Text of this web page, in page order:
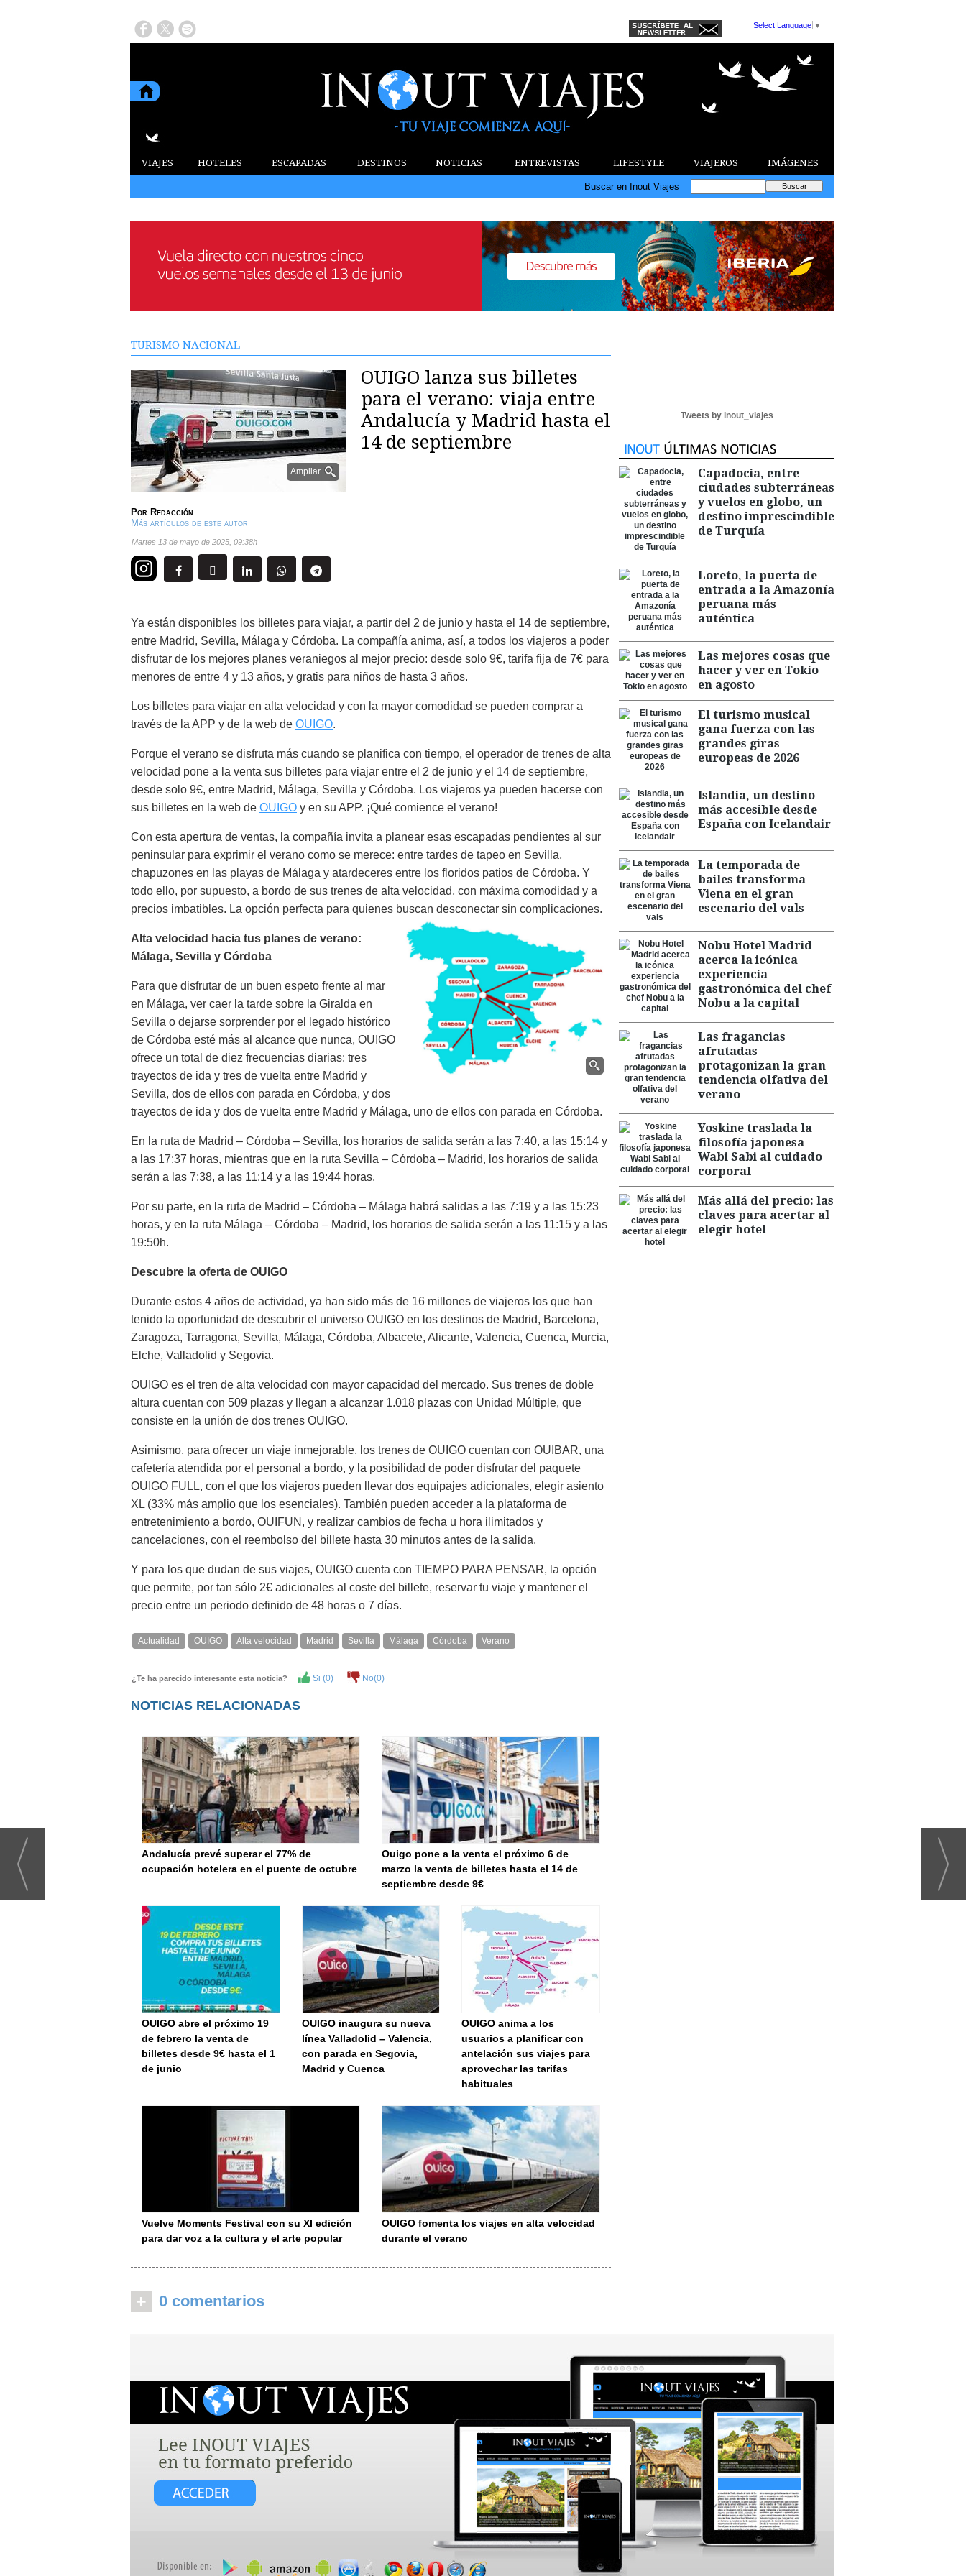
Select Language ▼
VIAJES HOTELES ESCAPADAS DESTINOS NOTICIAS ENTREVISTAS LIFESTYLE VIAJEROS IMÁGENES
Buscar en Inout Viajes
TURISMO NACIONAL
Ampliar
OUIGO lanza sus billetes
para el verano: viaja entre
Andalucía y Madrid hasta el
14 de septiembre
Por Redacción
Más artículos de este autor
martes 13 de mayo de 2025 09:38h
Ya están disponibles los billetes para viajar, a partir del 2 de junio y hasta el 14 de septiembre,
entre Madrid, Sevilla, Málaga y Córdoba. La compañía anima, así, a todos los viajeros a poder
disfrutar de los mejores planes veraniegos al mejor precio: desde solo 9€, tarifa fija de 7€ para
menores de entre 4 y 13 años, y gratis para niños de hasta 3 años.
Los billetes para viajar en alta velocidad y con la mayor comodidad se pueden comprar a
través de la APP y de la web de OUIGO.
Porque el verano se disfruta más cuando se planifica con tiempo, el operador de trenes de alta
velocidad pone a la venta sus billetes para viajar entre el 2 de junio y el 14 de septiembre,
desde solo 9€, entre Madrid, Málaga, Sevilla y Córdoba. Los viajeros ya pueden hacerse con
sus billetes en la web de OUIGO y en su APP. ¡Qué comience el verano!
Con esta apertura de ventas, la compañía invita a planear esas escapadas pendientes al sur
peninsular para exprimir el verano como se merece: entre tardes de tapeo en Sevilla,
chapuzones en las playas de Málaga y atardeceres entre los floridos patios de Córdoba. Y
todo ello, por supuesto, a bordo de sus trenes de alta velocidad, con máxima comodidad y a
precios imbatibles. La opción perfecta para quienes buscan desconectar sin complicaciones.
Alta velocidad hacia tus planes de verano:
Málaga, Sevilla y Córdoba
Para que disfrutar de un buen espeto frente al mar
en Málaga, ver caer la tarde sobre la Giralda en
Sevilla o dejarse sorprender por el legado histórico
de Córdoba esté más al alcance que nunca, OUIGO
ofrece un total de diez frecuencias diarias: tres
trayectos de ida y tres de vuelta entre Madrid y
Sevilla, dos de ellos con parada en Córdoba, y dos
trayectos de ida y dos de vuelta entre Madrid y Málaga, uno de ellos con parada en Córdoba.
En la ruta de Madrid – Córdoba – Sevilla, los horarios de salida serán a las 7:40, a las 15:14 y
a las 17:37 horas, mientras que en la ruta Sevilla – Córdoba – Madrid, los horarios de salida
serán a las 7:38, a las 11:14 y a las 19:44 horas.
Por su parte, en la ruta de Madrid – Córdoba – Málaga habrá salidas a las 7:19 y a las 15:23
horas, y en la ruta Málaga – Córdoba – Madrid, los horarios de salida serán a las 11:15 y a las
19:50h.
Descubre la oferta de OUIGO
Durante estos 4 años de actividad, ya han sido más de 16 millones de viajeros los que han
tenido la oportunidad de descubrir el universo OUIGO en los destinos de Madrid, Barcelona,
Zaragoza, Tarragona, Sevilla, Málaga, Córdoba, Albacete, Alicante, Valencia, Cuenca, Murcia,
Elche, Valladolid y Segovia.
OUIGO es el tren de alta velocidad con mayor capacidad del mercado. Sus trenes de doble
altura cuentan con 509 plazas y llegan a alcanzar 1.018 plazas con Unidad Múltiple, que
consiste en la unión de dos trenes OUIGO.
Asimismo, para ofrecer un viaje inmejorable, los trenes de OUIGO cuentan con OUIBAR, una
cafetería atendida por el personal a bordo, y la posibilidad de poder disfrutar del paquete
OUIGO FULL, con el que los viajeros pueden llevar dos equipajes adicionales, elegir asiento
XL (33% más amplio que los esenciales). También pueden acceder a la plataforma de
entretenimiento a bordo, OUIFUN, y realizar cambios de fecha u hora ilimitados y
cancelaciones, con el reembolso del billete hasta 30 minutos antes de la salida.
Y para los que dudan de sus viajes, OUIGO cuenta con TIEMPO PARA PENSAR, la opción
que permite, por tan sólo 2€ adicionales al coste del billete, reservar tu viaje y mantener el
precio entre un periodo definido de 48 horas o 7 días.
Actualidad OUIGO Alta velocidad Madrid Sevilla Málaga Córdoba Verano
¿Te ha parecido interesante esta noticia? Si (0) No(0)
NOTICIAS RELACIONADAS
Andalucía prevé superar el 77% de
ocupación hotelera en el puente de octubre
Ouigo pone a la venta el próximo 6 de
marzo la venta de billetes hasta el 14 de
septiembre desde 9€
OUIGO abre el próximo 19
de febrero la venta de
billetes desde 9€ hasta el 1
de junio
OUIGO inaugura su nueva
línea Valladolid – Valencia,
con parada en Segovia,
Madrid y Cuenca
OUIGO anima a los
usuarios a planificar con
antelación sus viajes para
aprovechar las tarifas
habituales
Vuelve Moments Festival con su XI edición
para dar voz a la cultura y el arte popular
OUIGO fomenta los viajes en alta velocidad
durante el verano
+ 0 comentarios
Tweets by inout_viajes
Capadocia, entre
ciudades subterráneas
y vuelos en globo, un
destino imprescindible
de Turquía
Loreto, la puerta de
entrada a la Amazonía
peruana más
auténtica
Las mejores cosas que
hacer y ver en Tokio
en agosto
El turismo musical
gana fuerza con las
grandes giras
europeas de 2026
Islandia, un destino
más accesible desde
España con Icelandair
La temporada de
bailes transforma
Viena en el gran
escenario del vals
Nobu Hotel Madrid
acerca la icónica
experiencia
gastronómica del chef
Nobu a la capital
Las fragancias
afrutadas
protagonizan la gran
tendencia olfativa del
verano
Yoskine traslada la
filosofía japonesa
Wabi Sabi al cuidado
corporal
Más allá del precio: las
claves para acertar al
elegir hotel